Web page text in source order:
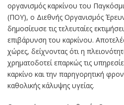
οργανισμός καρκίνου του
(ΠΟΥ), ο Διεθνής Οργανισμός
δημοσίευσε τις τελευταίες
επιβάρυνση του καρκίνου.
χώρες, δείχνοντας ότι η
χρηματοδοτεί επαρκώς τις
καρκίνο και την παρηγορητική
καθολικής κάλυψης υγείας.